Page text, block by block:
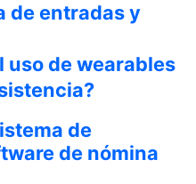
de entradas y
uso de wearables
de
de nómina